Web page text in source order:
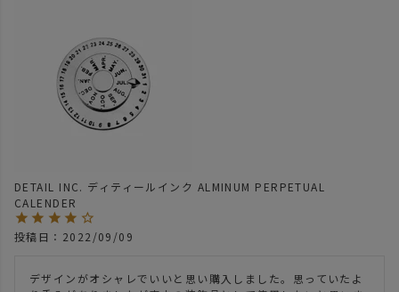
DETAIL INC. ディティールインク ALMINUM PERPETUAL
CALENDER
投稿日 2022/09/09
デザインがオシャレでいいと思い購入しました。思っていたよ